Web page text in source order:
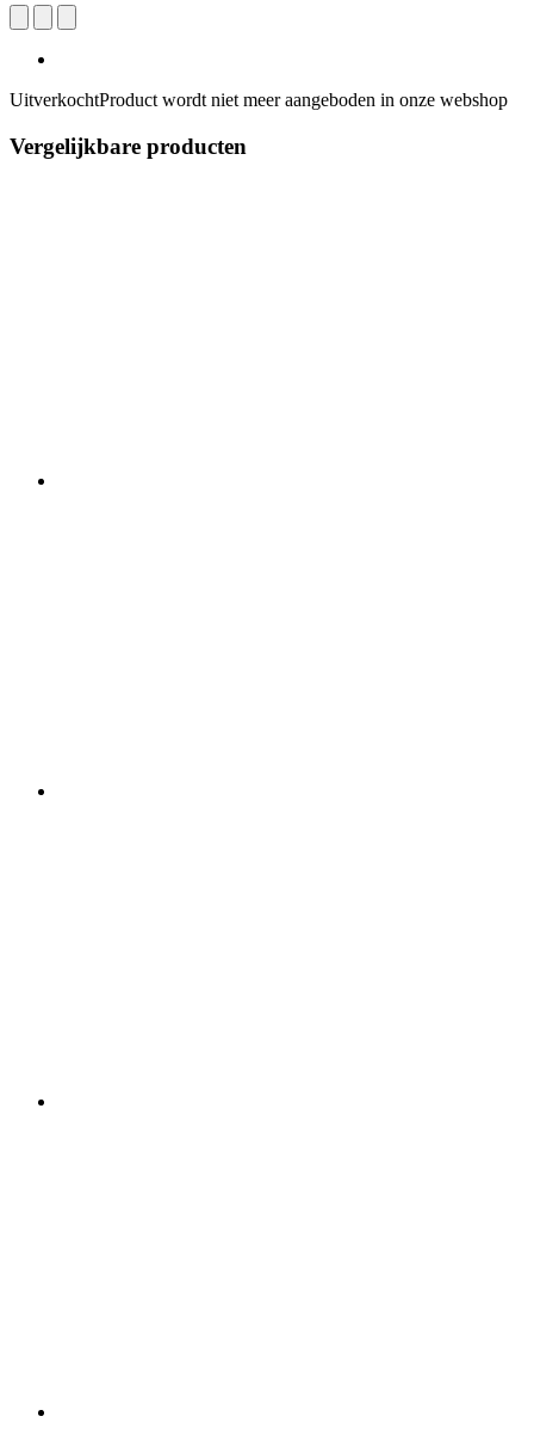
UitverkochtProduct wordt niet meer aangeboden in onze webshop
Vergelijkbare producten